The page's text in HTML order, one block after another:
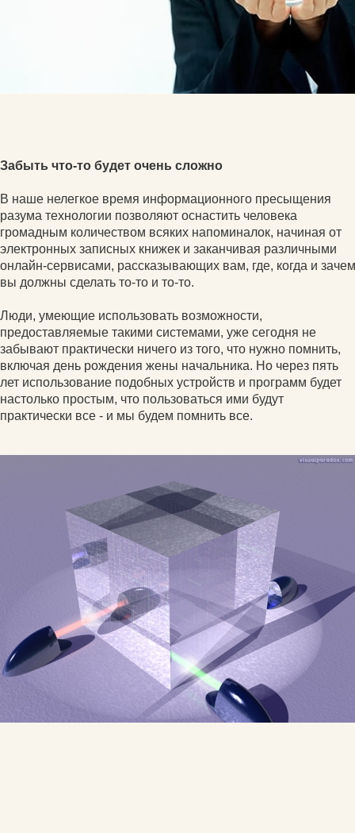
Забыть что-то будет очень сложно
В наше нелегкое время информационного пресыщения
разума технологии позволяют оснастить человека
громадным количеством всяких напоминалок, начиная от
электронных записных книжек и заканчивая различными
онлайн-сервисами, рассказывающих вам, где, когда и зачем
вы должны сделать то-то и то-то.
Люди, умеющие использовать возможности,
предоставляемые такими системами, уже сегодня не
забывают практически ничего из того, что нужно помнить,
включая день рождения жены начальника. Но через пять
лет использование подобных устройств и программ будет
настолько простым, что пользоваться ими будут
практически все - и мы будем помнить все.